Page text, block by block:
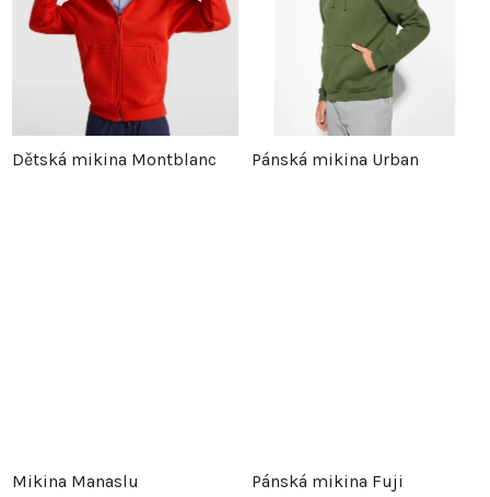
Dětská mikina Montblanc Pánská mikina Urban
Mikina Manaslu Pánská mikina Fuji